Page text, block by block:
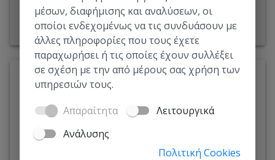
ΠΕΡΙΣΣΟΤΕΡΑ
ΚΑΤΗΓΟΡΙΑ:Επιστήμη υπολογιστών
ΠΑΡΟΧΟΣ:MinnaLearn
Στοιχεία Τεχνητής Νοημοσύνης
Πώς μπορεί η Τεχνητή Νοημοσύνη (ΤΝ) να επηρεάσει την
εργασία ή τη ζωή μας; Θέλετε να μάθετε περισσότερα για
το τι πραγματικά σημαίνει ΤΝ – και πώς δημιουργείται;
μέσων, διαφήμισης και αναλύσεων, οι
οποίοι ενδεχομένως να τις συνδυάσουν με
άλλες πληροφορίες που τους έχετε
παραχωρήσει ή τις οποίες έχουν συλλέξει
σε σχέση με την από μέρους σας χρήση των
υπηρεσιών τους.
Απαραίτητα
Λειτουργικά
Ανάλυσης
Πολιτική Cookies